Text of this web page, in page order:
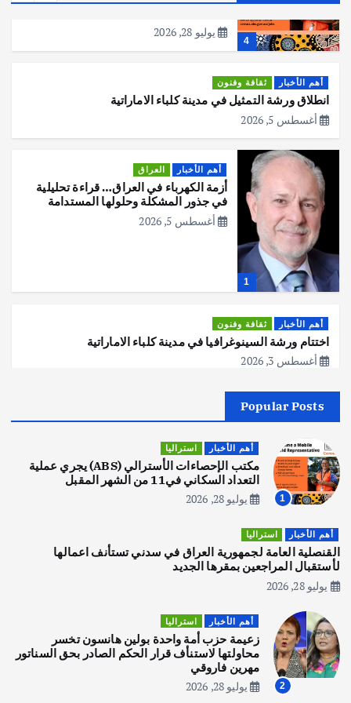
4
يوليو 28, 2026
أهم الأخبار ثقافة وفنون
انطلاق ورشة التمثيل في مدينة كلباء الاماراتية
أغسطس 5, 2026
1
أهم الأخبار العراق
أزمة الكهرباء في العراق… قراءة تحليلية
في جذور المشكلة وحلولها المستدامة
أغسطس 5, 2026
أهم الأخبار ثقافة وفنون
اختتام ورشة السينوغرافيا في مدينة كلباء الاماراتية
أغسطس 3, 2026
2
اصبح بطلاً لأستراليا بلعبة كمال الاجسام
يوليو 30, 2026
3
يوليو 30, 2026
4
المقبل
يوليو 28, 2026
Popular Posts
1
أهم الأخبار استراليا
مكتب الإحصاءات الأسترالي (ABS) يجري عملية
التعداد السكاني في11 من الشهر المقبل
يوليو 28, 2026
أهم الأخبار استراليا
القنصلية العامة لجمهورية العراق في سدني تستأنف اعمالها
لأستقبال المراجعين بمقرها الجديد
يوليو 28, 2026
2
أهم الأخبار استراليا
زعيمة حزب أمة واحدة بولين هانسون تخسر
محاولتها لاستنأف قرار الحكم الصادر بحق السناتور
مهرين فاروقي
يوليو 28, 2026